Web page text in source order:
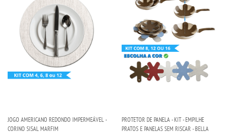
JOGO AMERICANO REDONDO IMPERMEÁVEL -
CORINO SISAL MARFIM
PROTETOR DE PANELA - KIT - EMPILHE
PRATOS E PANELAS SEM RISCAR - BELLA